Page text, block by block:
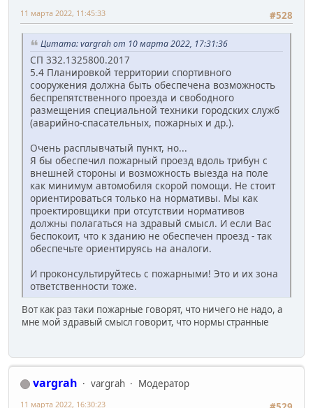
#528
11 марта 2022, 11:45:33
Цитата: vargrah от 10 марта 2022, 17:31:36
СП 332.1325800.2017
5.4 Планировкой территории спортивного
сооружения должна быть обеспечена возможность
беспрепятственного проезда и свободного
размещения специальной техники городских служб
(аварийно-спасательных, пожарных и др.).
Очень расплывчатый пункт, но...
Я бы обеспечил пожарный проезд вдоль трибун с
внешней стороны и возможность выезда на поле
как минимум автомобиля скорой помощи. Не стоит
ориентироваться только на нормативы. Мы как
проектировщики при отсутствии нормативов
должны полагаться на здравый смысл. И если Вас
беспокоит, что к зданию не обеспечен проезд - так
обеспечьте ориентируясь на аналоги.
И проконсультируйтесь с пожарными! Это и их зона
ответственности тоже.
Вот как раз таки пожарные говорят, что ничего не надо, а
мне мой здравый смысл говорит, что нормы странные
vargrah vargrah
Модератор
11 марта 2022, 16:30:23